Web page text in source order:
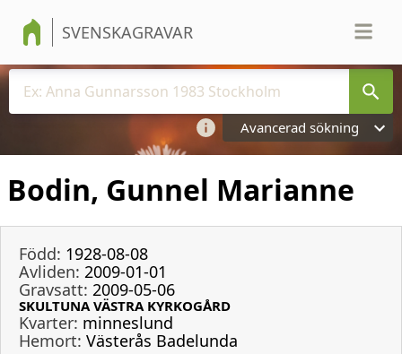
SVENSKAGRAVAR
Avancerad sökning
Bodin, Gunnel Marianne
Född: 1928-08-08
Avliden: 2009-01-01
Gravsatt: 2009-05-06
SKULTUNA VÄSTRA KYRKOGÅRD
Kvarter: minneslund
Hemort: Västerås Badelunda